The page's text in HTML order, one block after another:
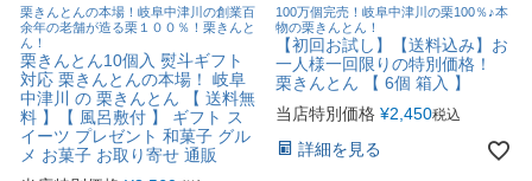
栗きんとんの本場！岐阜中津川の創業百
余年の老舗が造る栗１００％！栗きんと
ん！
栗きんとん10個入 熨斗ギフト
対応 栗きんとんの本場！ 岐阜
中津川 の 栗きんとん 【 送料無
料 】【 風呂敷付 】 ギフト ス
イーツ プレゼント 和菓子 グル
メ お菓子 お取り寄せ 通販
100万個完売！岐阜中津川の栗100％♪本
物の栗きんとん！
【初回お試し】【送料込み】お
一人様一回限りの特別価格！
栗きんとん 【 6個 箱入 】
当店特別価格 ¥2,450税込
詳細を見る